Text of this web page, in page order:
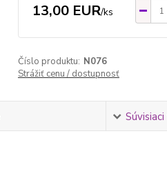
13,00 EUR/ks
Číslo produktu: N076
Strážiť cenu / dostupnosť